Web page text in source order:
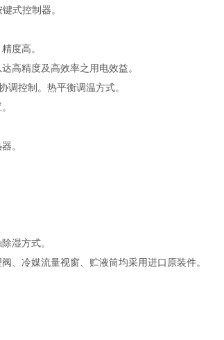
式控制器。
度高。
高精度及高效率之用电效益。
调控制。热平衡调温方式。
。
湿方式。
、冷媒流量视窗、贮液筒均采用进口原装件。